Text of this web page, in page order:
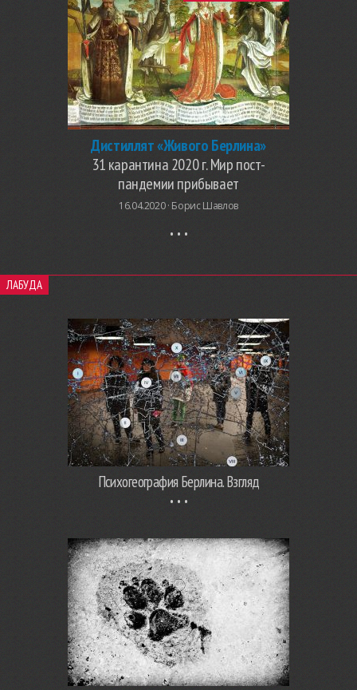
Дистиллят «Живого Берлина»
31 карантина 2020 г. Мир пост-
пандемии прибывает
16.04.2020 · Борис Шавлов
ЛАБУДА
Психогеография Берлина. Взгляд